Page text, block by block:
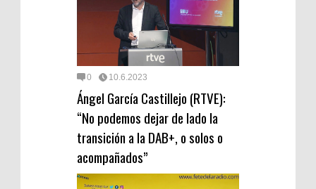
0 10.6.2023
Ángel García Castillejo (RTVE):
“No podemos dejar de lado la
transición a la DAB+, o solos o
acompañados”